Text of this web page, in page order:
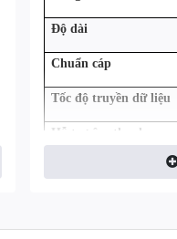
Độ dài
Chuẩn cáp
Tốc độ truyền dữ liệu
Hỗ trợ âm thanh